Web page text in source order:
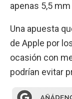
apenas 5,5
Una apuesta
de Apple por
ocasión con
podrían evitar